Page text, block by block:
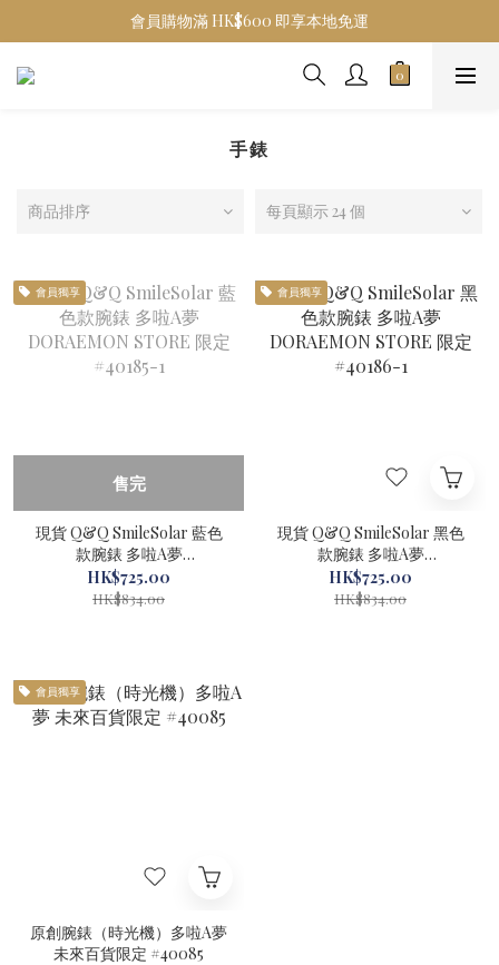
會員購物滿 HK$600 即享本地免運
手錶
商品排序 每頁顯示 24 個
會員獨享
售完
現貨 Q&Q SmileSolar 藍色
款腕錶 多啦A夢
DORAEMON STORE 限定
#40185-1
HK$725.00
HK$834.00
會員獨享
現貨 Q&Q SmileSolar 黑色
款腕錶 多啦A夢
DORAEMON STORE 限定
#40186-1
HK$725.00
HK$834.00
會員獨享
原創腕錶（時光機）多啦A夢
未來百貨限定 #40085